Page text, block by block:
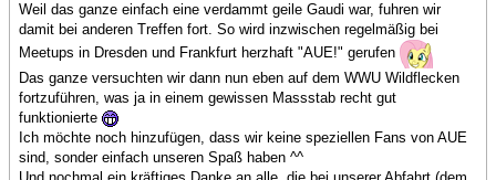
Weil das ganze einfach eine verdammt geile Gaudi war, fuhren wir
damit bei anderen Treffen fort. So wird inzwischen regelmäßig bei
Meetups in Dresden und Frankfurt herzhaft "AUE!" gerufen
Das ganze versuchten wir dann nun eben auf dem WWU Wildflecken
fortzuführen, was ja in einem gewissen Massstab recht gut
funktionierte
Ich möchte noch hinzufügen, dass wir keine speziellen Fans von AUE
sind, sonder einfach unseren Spaß haben ^^